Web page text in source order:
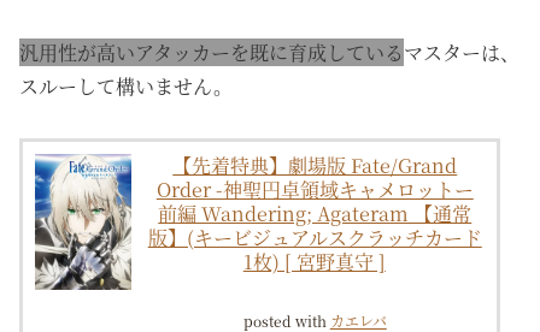
汎用性が高いアタッカーを既に育成しているマスターは、
スルーして構いません。
【先着特典】劇場版 Fate/Grand
Order -神聖円卓領域キャメロットー
前編 Wandering; Agateram 【通常
版】(キービジュアルスクラッチカード
1枚) [ 宮野真守 ]
posted with カエレバ